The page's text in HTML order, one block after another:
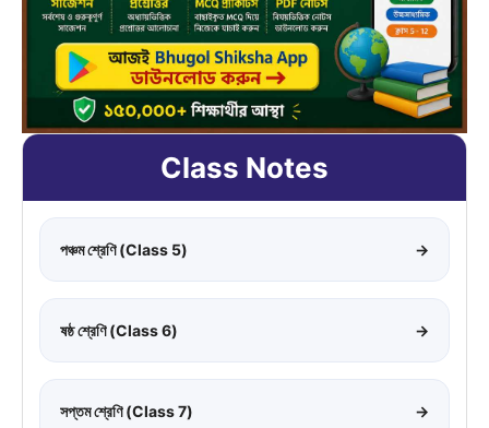
Class Notes
পঞ্চম শ্রেণি (Class 5) →
ষষ্ঠ শ্রেণি (Class 6) →
সপ্তম শ্রেণি (Class 7) →